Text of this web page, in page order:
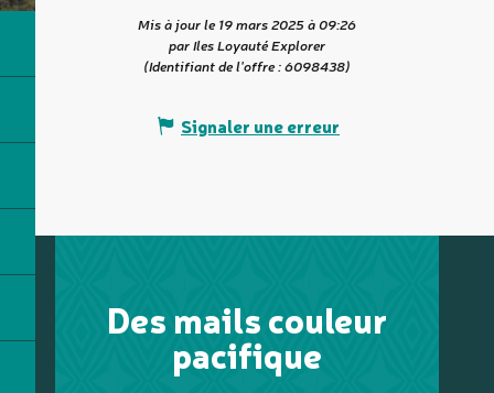
Mis à jour le 19 mars 2025 à 09:26
par Iles Loyauté Explorer
(Identifiant de l'offre :6098438)
Signaler une erreur
Des mails couleur
pacifique